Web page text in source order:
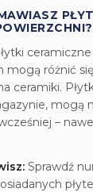
mogą różnić się
ceramiki.
mogą
–
Sprawdź